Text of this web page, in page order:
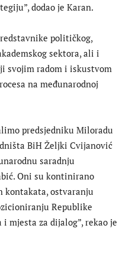
dodao je Karan.
političkog,
sektora, ali i
svojim radom i iskustvom
na međunarodnoj
predsjedniku Miloradu
BiH Željki Cvijanović
saradnju
Oni su kontinirano
kontakata, ostvaranju
Republike
i mjesta za dijalog”, rekao je